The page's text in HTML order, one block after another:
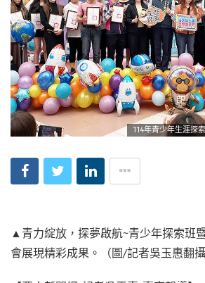
114年青少年生涯探
▲青力綻放，探夢啟航~青少年探索班
會展現精彩成果。（圖/記者吳玉惠翻攝